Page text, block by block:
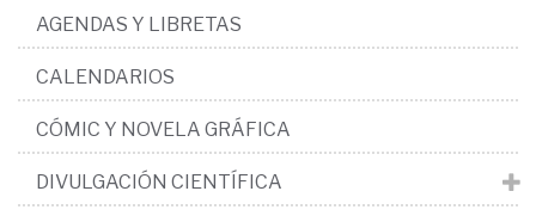
AGENDAS Y LIBRETAS
CALENDARIOS
CÓMIC Y NOVELA GRÁFICA
DIVULGACIÓN CIENTÍFICA